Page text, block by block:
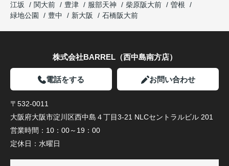
江坂
関大前 豊津 服部天神 柴原阪大前
曽根
緑地公園
豊中 新大阪 石橋阪大前
株式会社BARREL（西中島南方店）
電話をする お問い合わせ
〒532-0011
大阪府大阪市淀川区西中島４丁目3-21 NLCセントラルビル 201
営業時間： 10：00～19：00
定休日： 水曜日